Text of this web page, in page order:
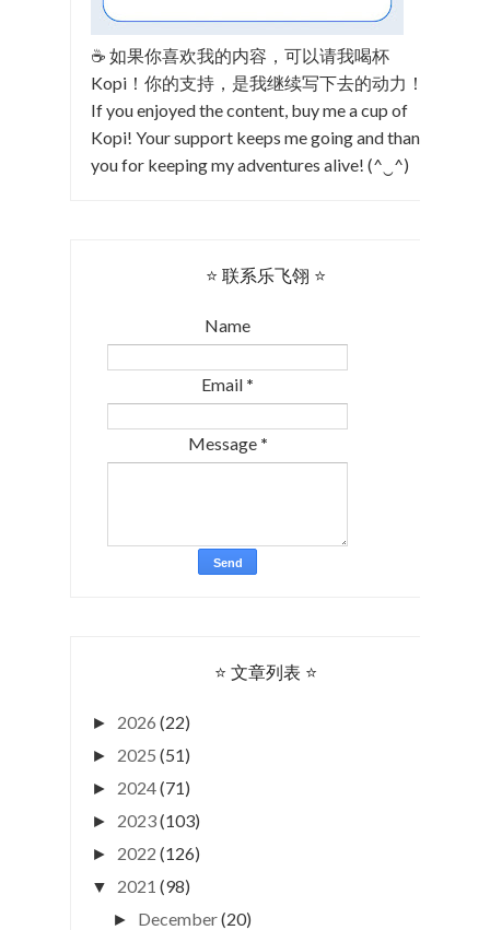
☕ 如果你喜欢我的内容，可以请我喝杯
Kopi！你的支持，是我继续写下去的动力！
If you enjoyed the content, buy me a cup of
Kopi! Your support keeps me going and thank
you for keeping my adventures alive! (^‿^)
⭐ 联系乐飞翎 ⭐
Name
Email *
Message *
⭐ 文章列表 ⭐
► 2026 (22)
► 2025 (51)
► 2024(71)
► 2023(103)
► 2022 (126)
▼ 2021 (98)
► December(20)